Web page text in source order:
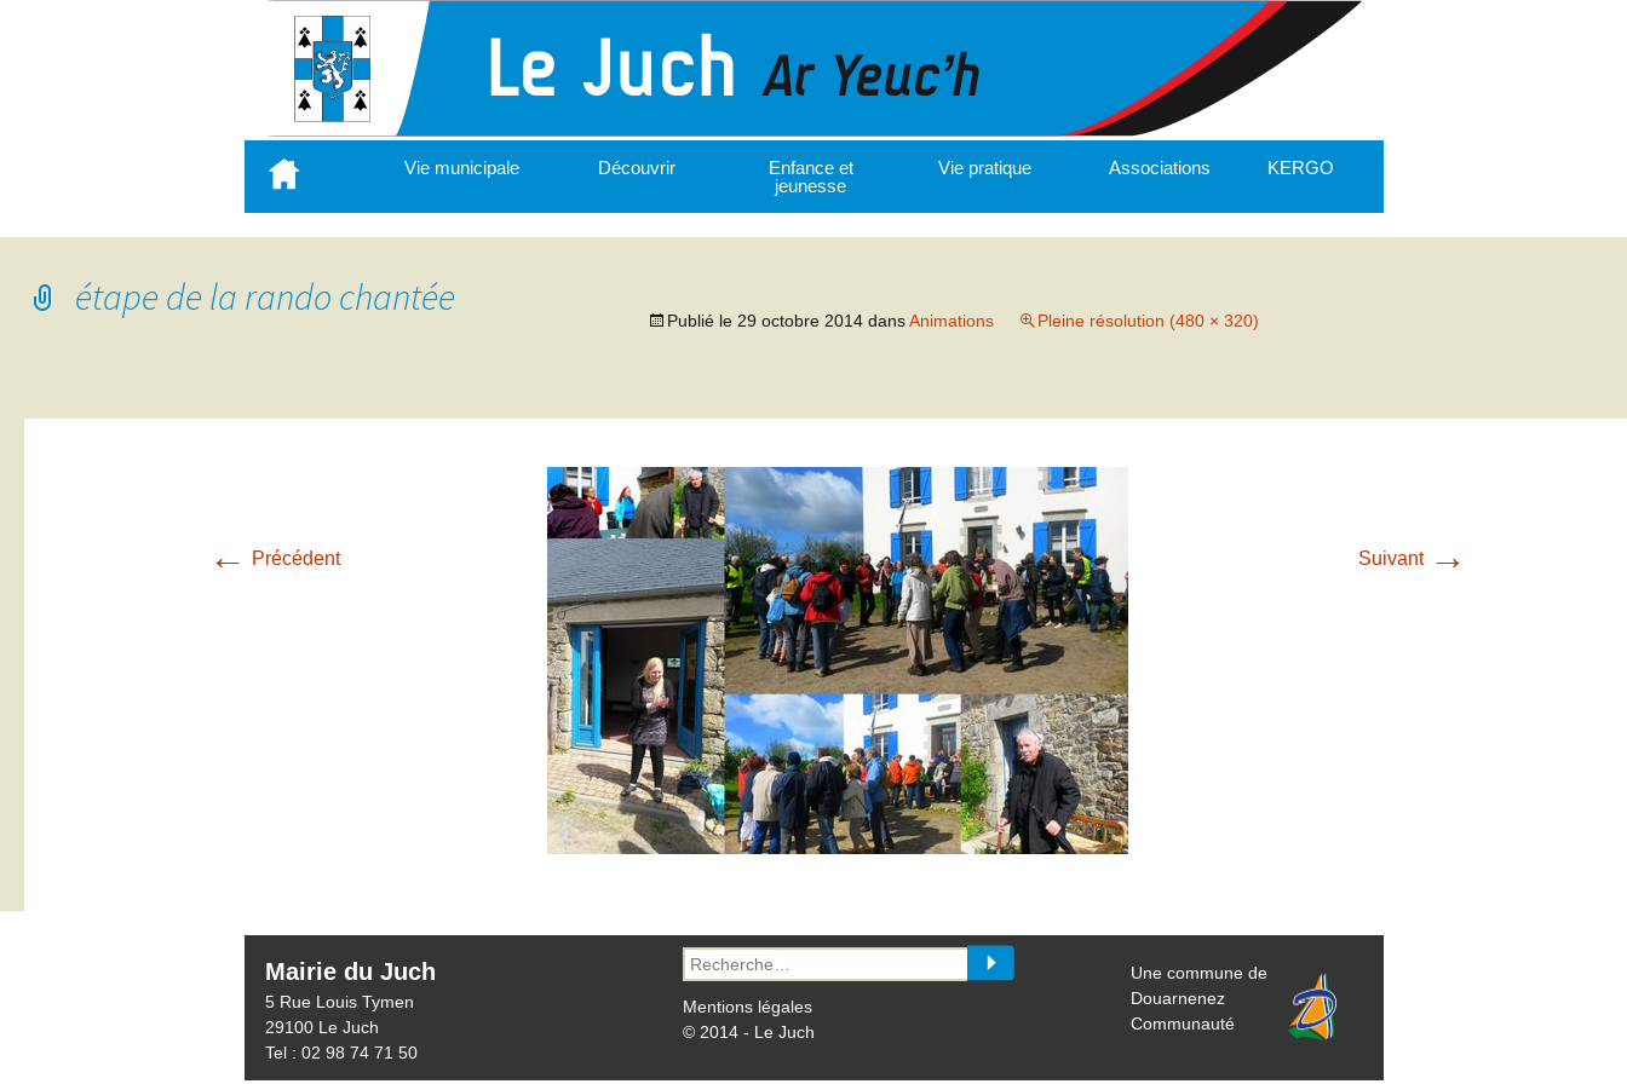
contenu
principal
Vie municipale Découvrir
Enfance et
jeunesse
Vie pratique Associations KERGO
étape de la rando chantée
Publié le 29 octobre 2014 dansAnimations Pleine résolution (480 × 320)
← Précédent Suivant →
Mairie du Juch
5 Rue Louis Tymen
29100 Le Juch
Tel : 02 98 74 71 50
Recherche
pour :
Mentions légales
© 2014 - Le Juch
Une commune de
Douarnenez
Communauté